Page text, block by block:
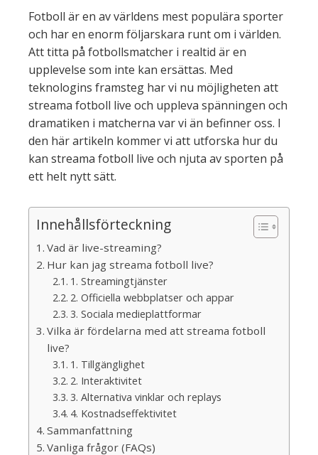
Fotboll är en av världens mest populära sporter
och har en enorm följarskara runt om i världen.
Att titta på fotbollsmatcher i realtid är en
upplevelse som inte kan ersättas. Med
teknologins framsteg har vi nu möjligheten att
streama fotboll live och uppleva spänningen och
dramatiken i matcherna var vi än befinner oss. I
den här artikeln kommer vi att utforska hur du
kan streama fotboll live och njuta av sporten på
ett helt nytt sätt.
Innehållsförteckning
Vad är live-streaming?
Hur kan jag streama fotboll live?
1. Streamingtjänster
2. Officiella webbplatser och appar
3. Sociala medieplattformar
Vilka är fördelarna med att streama fotboll
live?
1. Tillgänglighet
2. Interaktivitet
3. Alternativa vinklar och replays
4. Kostnadseffektivitet
Sammanfattning
Vanliga frågor (FAQs)